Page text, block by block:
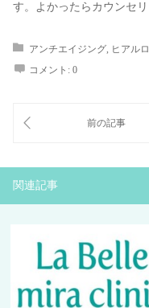
す。よかったらカウンセ
アンチエイジング ヒアル
コメント: 0
関連記事